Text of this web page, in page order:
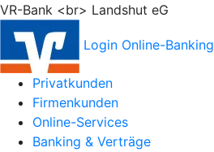
VR-Bank <br> Landshut eG
Login Online-Banking
Privatkunden
Firmenkunden
Online-Services
Banking & Verträge